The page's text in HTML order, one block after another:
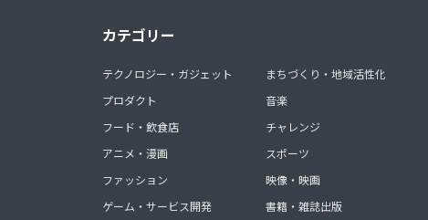
カテゴリー
テクノロジー・ガジェット
プロダクト
フード・飲食店
アニメ・漫画
ファッション
ゲーム・サービス開発
まちづくり・地域活性化
音楽
チャレンジ
スポーツ
映像・映画
書籍・雑誌出版